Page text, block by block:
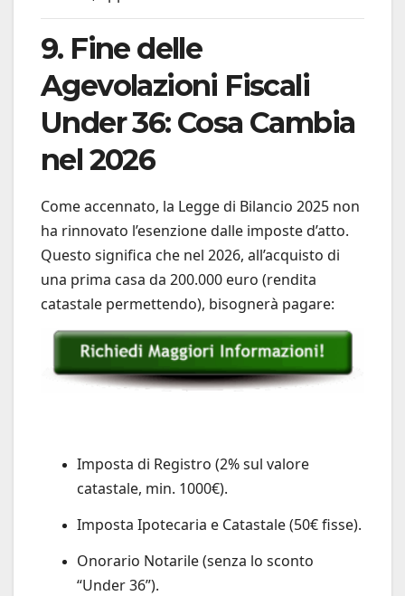
9. Fine delle
Agevolazioni Fiscali
Under 36: Cosa Cambia
nel 2026
Come accennato, la Legge di Bilancio 2025 non
ha rinnovato l’esenzione dalle imposte d’atto.
Questo significa che nel 2026, all’acquisto di
una prima casa da 200.000 euro (rendita
catastale permettendo), bisognerà pagare:
Imposta di Registro (2% sul valore
catastale, min. 1000€).
Imposta Ipotecaria e Catastale (50€ fisse).
Onorario Notarile (senza lo sconto
“Under 36”).